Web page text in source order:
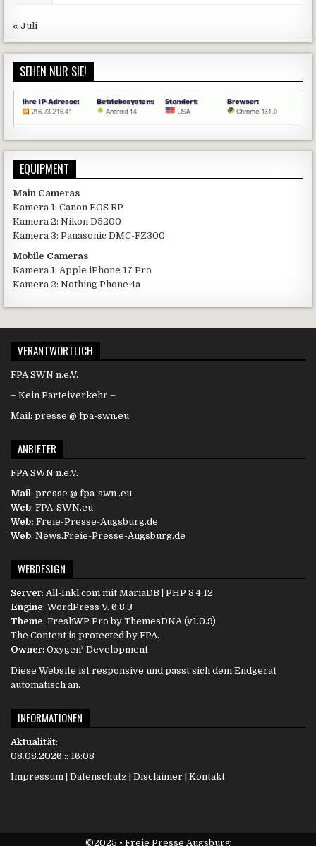
« Juli
SEHEN NUR SIE!
EQUIPMENT
Main Cameras
Kamera 1: Canon EOS RP
Kamera 2: Nikon D5200
Kamera 3: Panasonic DMC-FZ300
Mobile Cameras
Kamera 1: Apple iPhone 17 Pro
Kamera 2: Nothing Phone 4a
VERANTWORTLICH
FPA SWN n.e.V.
– Kein Parteiverkehr –
Mail: presse @ fpa-swn.eu
ANBIETER
FPA SWN n.e.V.
Mail: presse @ fpa-swn .eu
Web: FPA-SWN.eu
Web: Freie-Presse-Augsburg.de
Web: News.Freie-Presse-Augsburg.de
WEBDESIGN
Server: All-Inkl.com mit MariaDB | PHP 8.4.12
Engine: WordPress V. 6.8.3
Theme: FreshWP Pro by ThemesDNA(v1.0.9)
The Content is protected by FPA.
Owner: Oxygen³ Development
Diese Website ist responsive und passt sich dem Endgerät
automatisch an.
INFORMATIONEN
Aktualität:
08.08.2026 :: 16:08
Impressum | Datenschutz | Disclaimer | Kontakt
©2025 • Freie Presse Augsburg